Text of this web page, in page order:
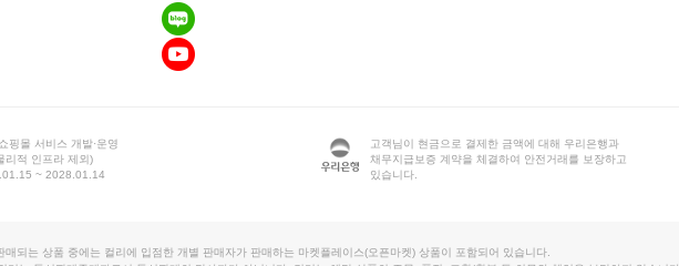
핑몰 서비스 개발·운영
리적 인프라 제외)
~ 2028.01.14
고객님이 현금으로 결제한 금액에 대해 우리은행과
채무지급보증 계약을 체결하여 안전거래를 보장하고
있습니다.
매되는 상품 중에는 컬리에 입점한 개별 판매자가 판매하는 마켓플레이스(오픈마켓) 상품이 포함되어 있습니다.